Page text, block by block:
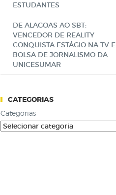
ESTUDANTES
DE ALAGOAS AO SBT:
VENCEDOR DE REALITY
CONQUISTA ESTÁGIO NA TV E
BOLSA DE JORNALISMO DA
UNICESUMAR
CATEGORIAS
Categorias